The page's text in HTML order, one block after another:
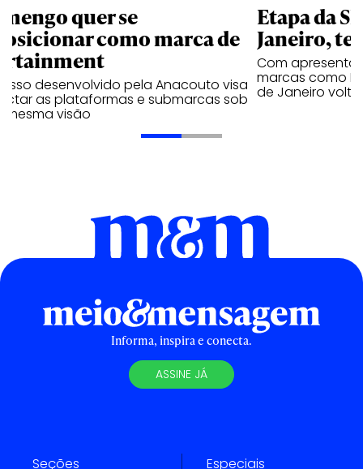
quer se
como marca de
desenvolvido pela Anacouto visa
as plataformas e submarcas sob
mesma visão
Etapa da
Janeiro,
Com
marcas como
de Janeiro
Informa, inspira e conecta.
ASSINE JÁ
Seções Especiais